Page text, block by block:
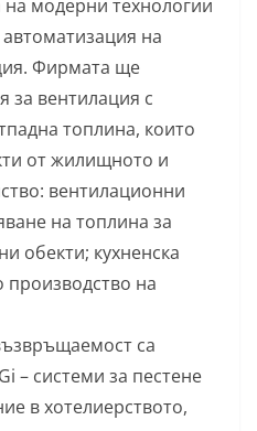
на модерни технологии
на
Фирмата ще
за вентилация с
топлина, които
от жилищното и
вентилационни
на топлина за
обекти; кухненска
производство на
са
– системи за пестене
в хотелиерството,